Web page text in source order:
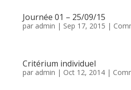
Journée 01 – 25/09/15
par admin | Sep 17, 2015 |
Critérium individuel
par admin | Oct 12, 2014|